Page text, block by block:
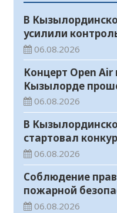
В
усилили
финансовой
06.08.2026
Концерт Open Air
Кызылорде
нарушений
порядка
06.08.2026
В
стартовал
видеороликов о
ценностях и
06.08.2026
Соблюдение
пожарной
обязанность
06.08.2026